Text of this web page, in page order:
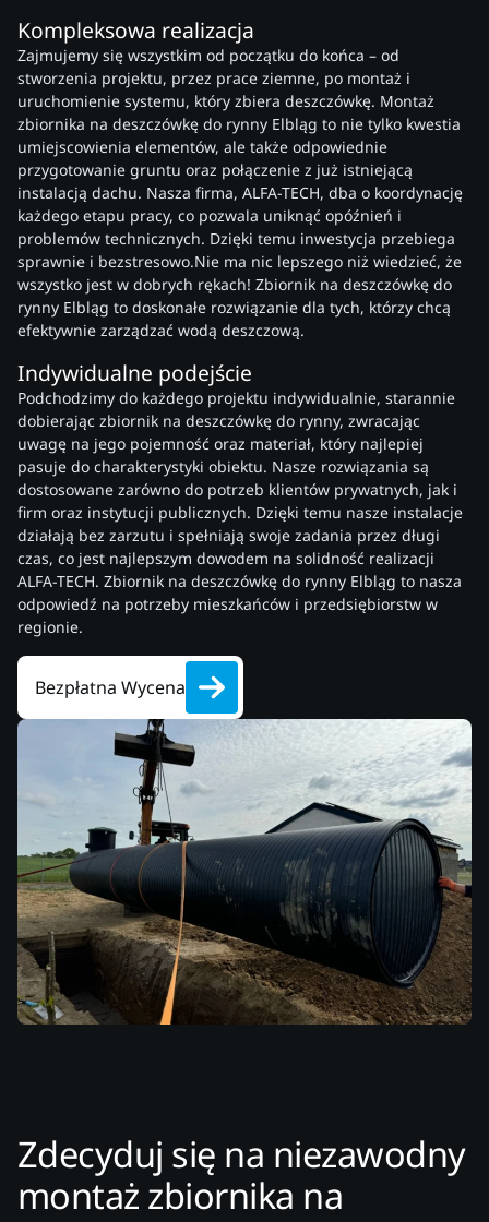
Kompleksowa realizacja
Zajmujemy się wszystkim od początku do końca – od
stworzenia projektu, przez prace ziemne, po montaż i
uruchomienie systemu, który zbiera deszczówkę. Montaż
zbiornika na deszczówkę do rynny Elbląg to nie tylko kwestia
umiejscowienia elementów, ale także odpowiednie
przygotowanie gruntu oraz połączenie z już istniejącą
instalacją dachu. Nasza firma, ALFA-TECH, dba o koordynację
każdego etapu pracy, co pozwala uniknąć opóźnień i
problemów technicznych. Dzięki temu inwestycja przebiega
sprawnie i bezstresowo.Nie ma nic lepszego niż wiedzieć, że
wszystko jest w dobrych rękach! Zbiornik na deszczówkę do
rynny Elbląg to doskonałe rozwiązanie dla tych, którzy chcą
efektywnie zarządzać wodą deszczową.
Indywidualne podejście
Podchodzimy do każdego projektu indywidualnie, starannie
dobierając zbiornik na deszczówkę do rynny, zwracając
uwagę na jego pojemność oraz materiał, który najlepiej
pasuje do charakterystyki obiektu. Nasze rozwiązania są
dostosowane zarówno do potrzeb klientów prywatnych, jak i
firm oraz instytucji publicznych. Dzięki temu nasze instalacje
działają bez zarzutu i spełniają swoje zadania przez długi
czas, co jest najlepszym dowodem na solidność realizacji
ALFA-TECH. Zbiornik na deszczówkę do rynny Elbląg to nasza
odpowiedź na potrzeby mieszkańców i przedsiębiorstw w
regionie.
Bezpłatna Wycena
Zdecyduj się na niezawodny
montaż zbiornika na